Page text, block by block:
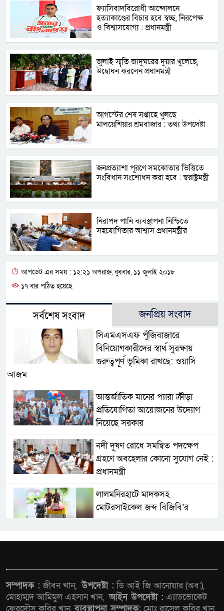
ফ্যাসিবাদবিরোধী আন্দোলনে
হত্যাকাণ্ডের বিচার হবে স্বচ্ছ, নিরপেক্ষ
ও বিশ্বাসযোগ্য : প্রধানমন্ত্রী
জুলাই স্মৃতি জাদুঘরের দুয়ার খুলেছে,
উদ্বোধন করলেন প্রধানমন্ত্রী
আগস্টের শেষ সপ্তাহে খুলছে
মালয়েশিয়ার শ্রমবাজার : তথ্য উপদেষ্টা
জনপ্রত্যাশা পূরণে সমঝোতার ভিত্তিতে
সংবিধান সংশোধন করা হবে : স্বরাষ্ট্রমন্ত্রী
নিরাপদ পানি ব্যবস্থাপনা নিশ্চিতে
সহযোগিতার আশ্বাস প্রধানমন্ত্রীর
আপডেট এর সময় : ১২:২১ অপরাহ্ন, বুধবার, ১১ জুলাই ২০১৮
১৭ বার পঠিত হয়েছে
সর্বশেষ সংবাদ জনপ্রিয় সংবাদ
সিএমএসএফ পুঁজিবাজারে
বিনিয়োগকারীদের স্বার্থ সুরক্ষায়
গুরুত্বপূর্ণ ভূমিকা রাখছে: ওয়াসি
আজম
আন্তর্জাতিক মানের প্যারা ক্রীড়া
প্রতিযোগিতা আয়োজনের উদ্যোগ
নিয়েছে সরকার
নদী দূষণ রোধে সমন্বিত পদক্ষেপ
গ্রহণে অবহেলার কোনো সুযোগ নেই :
প্রধানমন্ত্রী
লালমনিরহাটে মাদকসহ
মোটরসাইকেল জব্দ বিজিবি’র
ওমানের সঙ্গে ইরানের হরমুজ
আত-তানযীল ইনস্টিটিউট চট্টগ্রাম
দুবছর পেরিয়ে তিন বছরে পর্দাপন
সম্পাদক :জীবন খান,উপদেষ্টা :ডি আই জি আনোয়ার (অব:),
মোহাম্মদ আমিমুল এহসান খান,আইন উপদেষ্টা : এ্যাডভোকেট